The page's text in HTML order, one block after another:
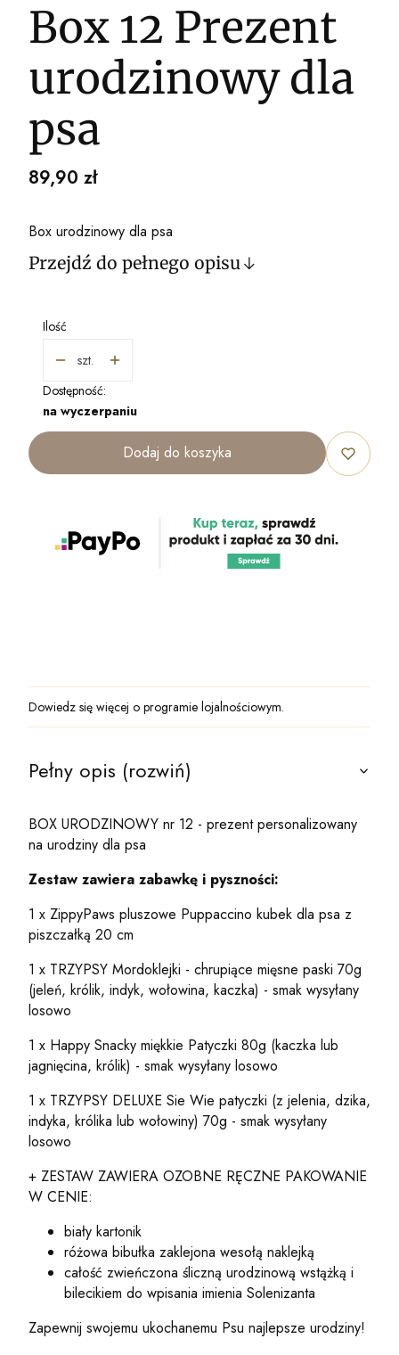
Box 12 Prezent
urodzinowy dla
psa
Cena
89,90 zł
Box urodzinowy dla psa
Przejdź do pełnego opisu
Ilość
szt.
Dostępność:
na wyczerpaniu
Dodaj do koszyka
Dowiedz się więcej o programie lojalnościowym.
Pełny opis (rozwiń)
BOX URODZINOWY nr 12 - prezent personalizowany
na urodziny dla psa
Zestaw zawiera zabawkę i pyszności:
1 x ZippyPaws pluszowe Puppaccino kubek dla psa z
piszczałką 20 cm
1 x TRZYPSY Mordoklejki - chrupiące mięsne paski 70g
(jeleń, królik, indyk, wołowina, kaczka) - smak wysyłany
losowo
1 x Happy Snacky miękkie Patyczki 80g (kaczka lub
jagnięcina, królik) - smak wysyłany losowo
1 x TRZYPSY DELUXE Sie Wie patyczki (z jelenia, dzika,
indyka, królika lub wołowiny) 70g - smak wysyłany
losowo
+ ZESTAW ZAWIERA OZOBNE RĘCZNE PAKOWANIE
W CENIE:
biały kartonik
różowa bibułka zaklejona wesołą naklejką
całość zwieńczona śliczną urodzinową wstążką i
bilecikiem do wpisania imienia Solenizanta
Zapewnij swojemu ukochanemu Psu najlepsze urodziny!